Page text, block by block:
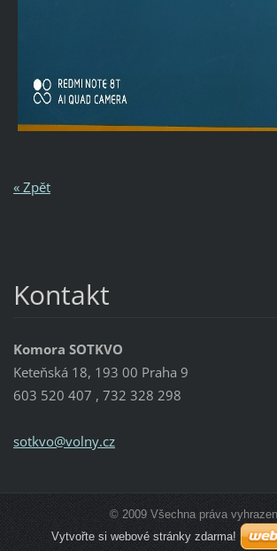
« Zpět
Kontakt
Komora SOTKVO
Keteňská 18, 193 00 Praha 9
603 520 407 , 732 328 298
sotkvo@volny.cz
© 2009 Všechna práva
Vytvořte si webové stránky zdarma!